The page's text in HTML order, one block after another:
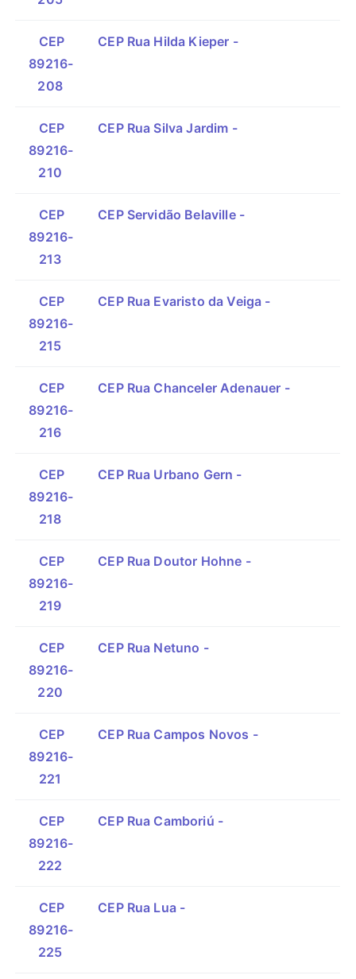
CEP
89216-
208
CEP Rua Hilda Kieper -
CEP
89216-
210
CEP Rua Silva Jardim -
CEP
89216-
213
CEP Servidão Belaville -
CEP
89216-
215
CEP Rua Evaristo da Veiga -
CEP
89216-
216
CEP Rua Chanceler Adenauer -
CEP
89216-
218
CEP Rua Urbano Gern -
CEP
89216-
219
CEP Rua Doutor Hohne -
CEP
89216-
220
CEP Rua Netuno -
CEP
89216-
221
CEP Rua Campos Novos -
CEP
89216-
222
CEP Rua Camboriú -
CEP
89216-
225
CEP Rua Lua -